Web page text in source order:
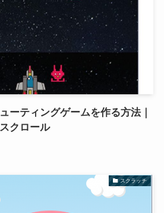
ーティングゲームを作る方法｜
クロール
スクラッチ